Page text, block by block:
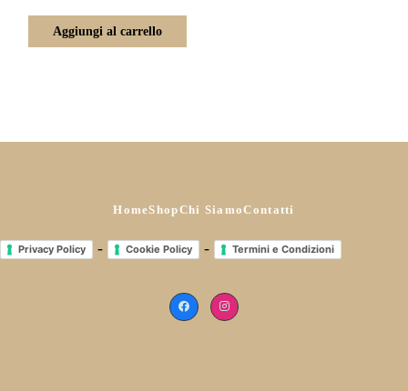
Aggiungi al carrello
HomeShopChi SiamoContatti
Privacy Policy - Cookie Policy - Termini e Condizioni